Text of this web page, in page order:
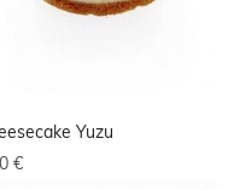
Yuzu
€